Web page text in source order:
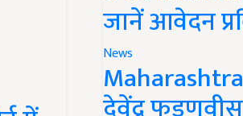
जानें आवेदन
News